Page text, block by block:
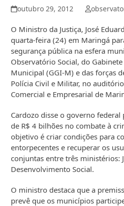
outubro 29, 2012
O Ministro da Justiça, José
quarta-feira (24) em Maringá
segurança pública na esfera
Observatório Social, do
Municipal (GGI-M) e das forças
Polícia Civil e Militar, no
Comercial e Empresarial de
Cardozo disse o governo
de R$ 4 bilhões no combate à
objetivo é criar condições para
entorpecentes e recuperar os
conjuntas entre três ministérios:
Desenvolvimento Social.
O ministro destaca que a
prevê que os municípios